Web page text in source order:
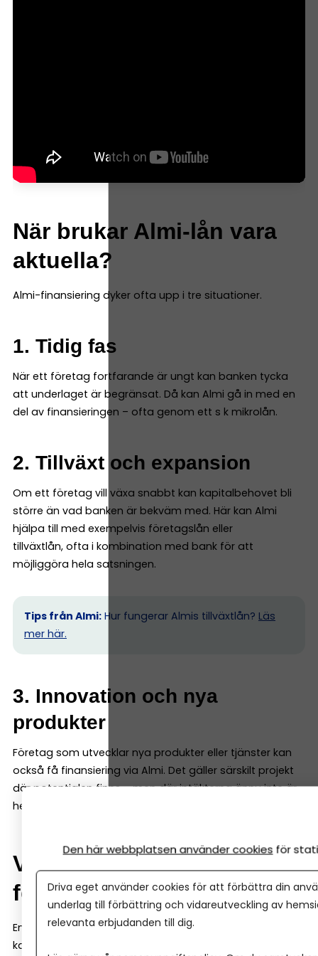
När brukar Almi-lån vara
aktuella?
Almi-finansiering dyker ofta upp i tre situationer.
1. Tidig fas
När ett företag fortfarande är ungt kan banken tycka
att underlaget är begränsat. Då kan Almi gå in med en
del av finansieringen – ofta genom ett s k mikrolån.
2. Tillväxt och expansion
Om ett företag vill växa snabbt kan kapitalbehovet bli
större än vad banken är bekväm med. Här kan Almi
hjälpa till med exempelvis företagslån eller
tillväxtlån, ofta i kombination med bank för att
möjliggöra hela satsningen.
Tips från Almi: Hur fungerar Almis tillväxtlån? Läs
mer här.
3. Innovation och nya
produkter
Företag som utvecklar nya produkter eller tjänster kan
också få finansiering via Almi. Det gäller särskilt projekt
där potentialen finns – men där intäkterna ännu inte är
helt bevisade. Då kan innovationslån passa perfekt.
Verifieringsmedel – pengar
för att testa en idé
En lite mindre känd finansieringsform hos Almi är så
kallade verifieringsmedel. Det är pengar som kan
Den här webbplatsen använder cookies för
Driva eget använder cookies för att förbättra din
underlag till förbättring och vidareutveckling av
relevanta erbjudanden till dig.